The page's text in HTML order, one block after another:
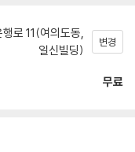
로 11(여의도동,
일신빌딩)
변경
무료